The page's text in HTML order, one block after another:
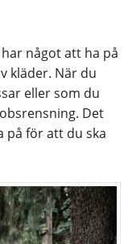
något att ha på
kläder. När du
eller som du
Det
på för att du ska